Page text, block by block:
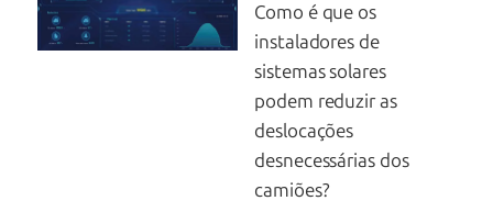
Como é que os
instaladores de
sistemas solares
podem reduzir as
deslocações
desnecessárias dos
camiões?